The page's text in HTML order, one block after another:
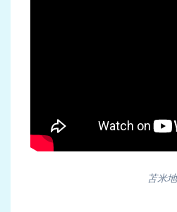
苫米